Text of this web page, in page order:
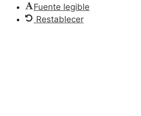
Fuente legible
Restablecer